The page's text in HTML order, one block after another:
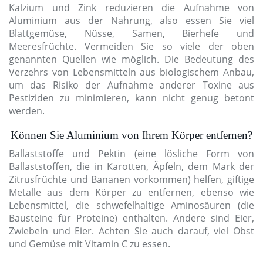
Kalzium und Zink reduzieren die Aufnahme von
Aluminium aus der Nahrung, also essen Sie viel
Blattgemüse, Nüsse, Samen, Bierhefe und
Meeresfrüchte. Vermeiden Sie so viele der oben
genannten Quellen wie möglich. Die Bedeutung des
Verzehrs von Lebensmitteln aus biologischem Anbau,
um das Risiko der Aufnahme anderer Toxine aus
Pestiziden zu minimieren, kann nicht genug betont
werden.
Können Sie Aluminium von Ihrem Körper entfernen?
Ballaststoffe und Pektin (eine lösliche Form von
Ballaststoffen, die in Karotten, Äpfeln, dem Mark der
Zitrusfrüchte und Bananen vorkommen) helfen, giftige
Metalle aus dem Körper zu entfernen, ebenso wie
Lebensmittel, die schwefelhaltige Aminosäuren (die
Bausteine für Proteine) enthalten. Andere sind Eier,
Zwiebeln und Eier. Achten Sie auch darauf, viel Obst
und Gemüse mit Vitamin C zu essen.